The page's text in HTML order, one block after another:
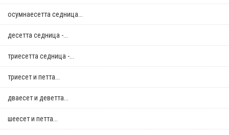
осумнaесетта седница...
десетта седница -...
триесетта седница -...
триесет и петта...
дваесет и деветта...
шеесет и петта...